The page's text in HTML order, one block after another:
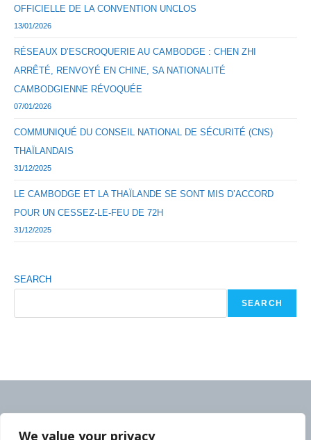
We value your privacy
OFFICIELLE DE LA CONVENTION UNCLOS
13/01/2026
RÉSEAUX D’ESCROQUERIE AU CAMBODGE : CHEN ZHI
ARRÊTÉ, RENVOYÉ EN CHINE, SA NATIONALITÉ
CAMBODGIENNE RÉVOQUÉE
07/01/2026
COMMUNIQUÉ DU CONSEIL NATIONAL DE SÉCURITÉ (CNS)
THAÏLANDAIS
31/12/2025
LE CAMBODGE ET LA THAÏLANDE SE SONT MIS D’ACCORD
POUR UN CESSEZ-LE-FEU DE 72H
31/12/2025
SEARCH
SEARCH